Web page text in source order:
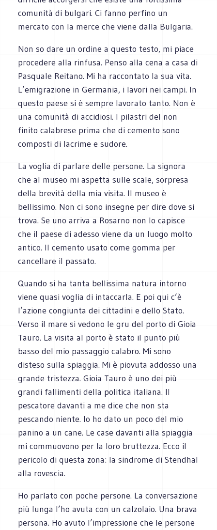
comunità di bulgari. Ci fanno perfino un
mercato con la merce che viene dalla Bulgaria.
Non so dare un ordine a questo testo, mi piace
procedere alla rinfusa. Penso alla cena a casa di
Pasquale Reitano. Mi ha raccontato la sua vita.
L’emigrazione in Germania, i lavori nei campi. In
questo paese si è sempre lavorato tanto. Non è
una comunità di accidiosi. I pilastri del non
finito calabrese prima che di cemento sono
composti di lacrime e sudore.
La voglia di parlare delle persone. La signora
che al museo mi aspetta sulle scale, sorpresa
della brevità della mia visita. Il museo è
bellissimo. Non ci sono insegne per dire dove si
trova. Se uno arriva a Rosarno non lo capisce
che il paese di adesso viene da un luogo molto
antico. Il cemento usato come gomma per
cancellare il passato.
Quando si ha tanta bellissima natura intorno
viene quasi voglia di intaccarla. E poi qui c’è
l’azione congiunta dei cittadini e dello Stato.
Verso il mare si vedono le gru del porto di Gioia
Tauro. La visita al porto è stato il punto più
basso del mio passaggio calabro. Mi sono
disteso sulla spiaggia. Mi è piovuta addosso una
grande tristezza. Gioia Tauro è uno dei più
grandi fallimenti della politica italiana. Il
pescatore davanti a me dice che non sta
pescando niente. Io ho dato un poco del mio
panino a un cane. Le case davanti alla spiaggia
mi commuovono per la loro bruttezza. Ecco il
pericolo di questa zona: la sindrome di Stendhal
alla rovescia.
Ho parlato con poche persone. La conversazione
più lunga l’ho avuta con un calzolaio. Una brava
persona. Ho avuto l’impressione che le persone